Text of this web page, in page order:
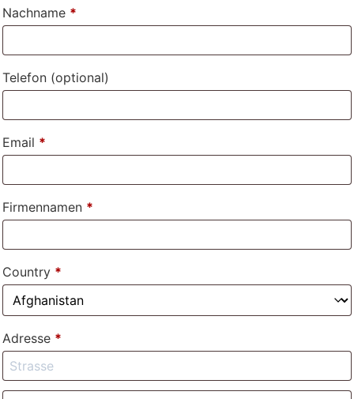
Nachname *
Telefon (optional)
Email *
Firmennamen *
Country *
Adresse *